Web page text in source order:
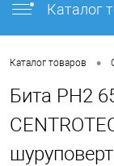
Каталог
Каталог товаров •
Бита PH2